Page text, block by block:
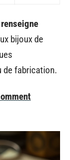
bijoux de
de fabrication.